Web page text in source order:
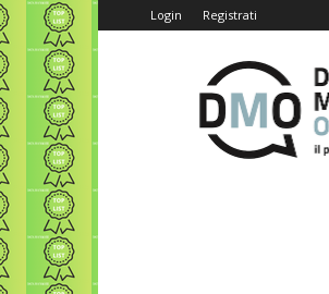
Login Registrati